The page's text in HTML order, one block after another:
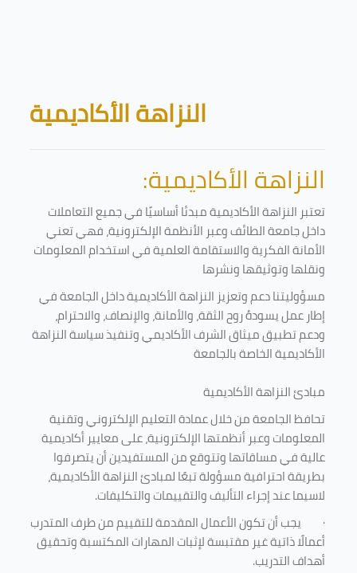
Blocks
النزاهة الأكاديمية
النزاهة الأكاديمية:
تعتبر النزاهة الأكاديمية مبدئا أساسيًا في جميع التعاملات
داخل جامعة الطائف وعبر الأنظمة الإلكترونية، فهي تعني
الأمانة الفكرية والاستقامة العلمية في استخدام المعلومات
ونقلها وتوثيقها ونشرها
مسؤوليتنا دعم وتعزيز النزاهة الأكاديمية داخل الجامعة في
إطار عمل يسودهُ روح الثقة، والأمانة، والإنصاف، والاحترام،
ودعم تطبيق ميثاق الشرف الأكاديمي وتنفيذ سياسة النزاهة
الأكاديمية الخاصة بالجامعة
مبادئ النزاهة الأكاديمية
تحافظ الجامعة من خلال عمادة التعليم الإلكتروني وتقنية
المعلومات وعبر أنظمتها الإلكترونية، على معايير أكاديمية
عالية في مساقاتها وتتوقع من المستفيدين أن يتصرفوا
بطريقة احترافية مسؤولة تبعًا لمبادئ النزاهة الأكاديمية،
لاسيما عند إجراء التأليف والتقييمات والتكليفات.
· يجب أن تكون الأعمال المقدمة للتقييم من طرف المتدرب
أعمالًا ذاتية غير مقتبسة لإثبات المهارات المكتسبة وتحقيق
أهداف التدريب.